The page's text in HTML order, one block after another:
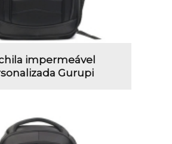
impermeável
Gurupi